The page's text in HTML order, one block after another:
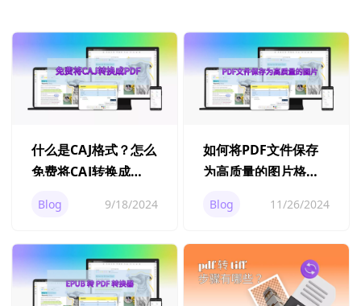
什么是CAJ格式？怎么
免费将CAJ转换成
Blog 9/18/2024
如何将PDF文件保存
为高质量的图片格
Blog 11/26/2024